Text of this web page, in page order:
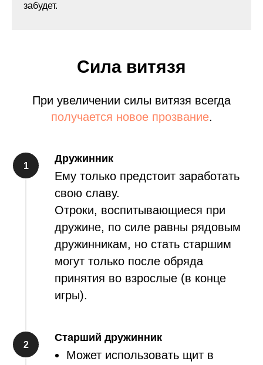
забудет.
Сила витязя
При увеличении силы витязя всегда
получается новое прозвание.
Дружинник
Ему только предстоит заработать
свою славу.
Отроки, воспитывающиеся при
дружине, по силе равны рядовым
дружинникам, но стать старшим
могут только после обряда
принятия во взрослые (в конце
игры).
Старший дружинник
Может использовать щит в